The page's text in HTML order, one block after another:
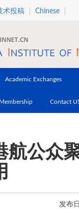
术投稿 Chinese
Academic Exchanges
Membership Contact
航公众
发布